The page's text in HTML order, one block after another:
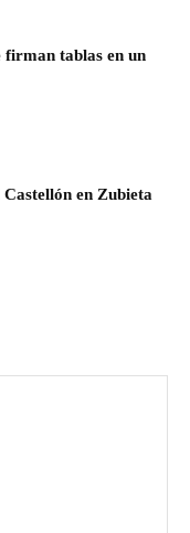
firman tablas en un
en Zubieta